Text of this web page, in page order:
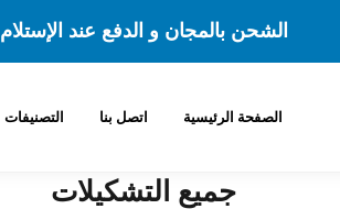
الشحن بالمجان و الدفع عند الإستلام
الصفحة الرئيسية اتصل بنا التصنيفات
جميع التشكيلات